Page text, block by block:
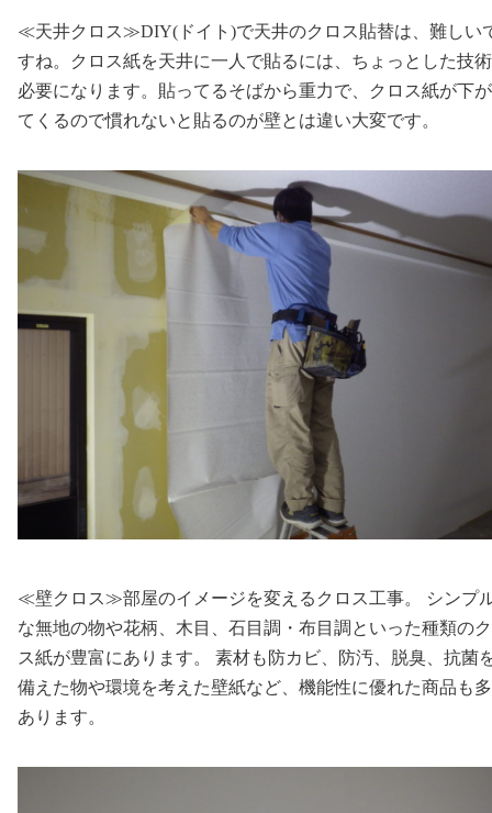
≪天井クロス≫DIY(ドイト)で天井のクロス貼替は、難しい
すね。クロス紙を天井に一人で貼るには、ちょっとした技
必要になります。貼ってるそばから重力で、クロス紙が下
てくるので慣れないと貼るのが壁とは違い大変です。
≪壁クロス≫部屋のイメージを変えるクロス工事。 シンプ
な無地の物や花柄、木目、石目調・布目調といった種類の
ス紙が豊富にあります。 素材も防カビ、防汚、脱臭、抗菌
備えた物や環境を考えた壁紙など、機能性に優れた商品も
あります。